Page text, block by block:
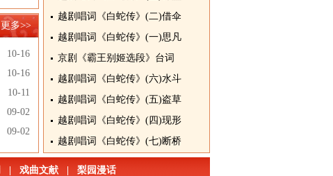
越剧唱词《白蛇传》(二)借伞
越剧唱词《白蛇传》(一)思凡
京剧《霸王别姬选段》台词
越剧唱词《白蛇传》(六)水斗
越剧唱词《白蛇传》(五)盗草
越剧唱词《白蛇传》(四)现形
越剧唱词《白蛇传》(七)断桥
更多>>
10-16
10-16
10-11
09-02
09-02
戏曲文献 梨园漫话